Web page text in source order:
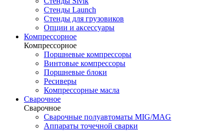
Стенды Launch
Стенды для грузовиков
Опции и аксессуары
Компрессорное
Компрессорное
Поршневые компрессоры
Винтовые компрессоры
Поршневые блоки
Ресиверы
Компрессорные масла
Сварочное
Сварочное
Сварочные полуавтоматы MIG/MAG
Аппараты точечной сварки